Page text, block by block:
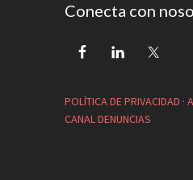
Conecta con
POLÍTICA DE PRIVACIDAD ·
CANAL DENUNCIAS